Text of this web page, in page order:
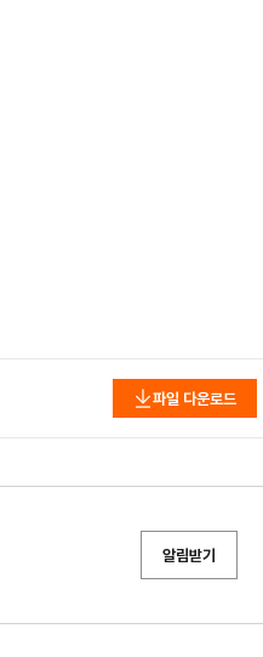
파일 다운로드
알림받기